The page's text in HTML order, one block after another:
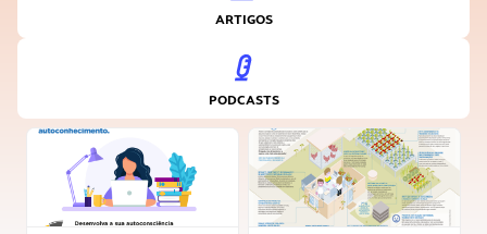
ARTIGOS
PODCASTS